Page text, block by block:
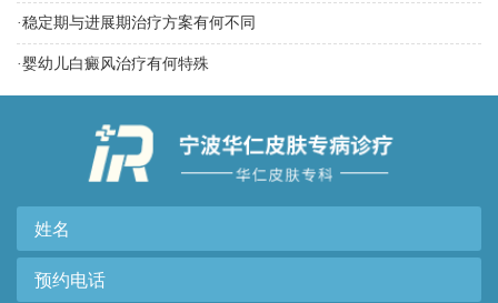
·稳定期与进展期治疗方案有何不同
·婴幼儿白癜风治疗有何特殊